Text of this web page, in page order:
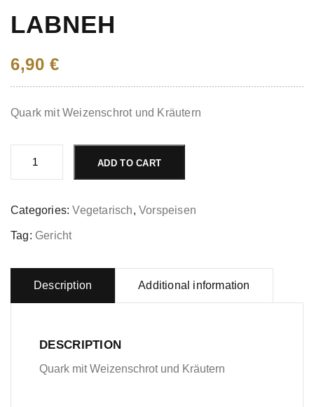
LABNEH
6,90 €
Quark mit Weizenschrot und Kräutern
quantity
ADD TO CART
Categories:Vegetarisch,Vorspeisen
Tag: Gericht
Description Additional information
DESCRIPTION
Quark mit Weizenschrot und Kräutern